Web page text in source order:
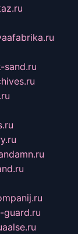
sand.ru
guard.ru
aalse.ru